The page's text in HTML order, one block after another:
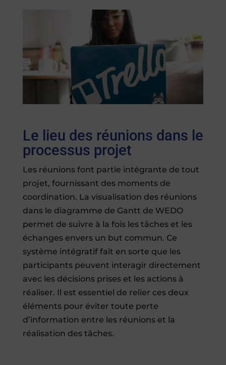
Le lieu des réunions dans le
processus projet
Les réunions font partie intégrante de tout
projet, fournissant des moments de
coordination. La visualisation des réunions
dans le diagramme de Gantt de WEDO
permet de suivre à la fois les tâches et les
échanges envers un but commun. Ce
système intégratif fait en sorte que les
participants peuvent interagir directement
avec les décisions prises et les actions à
réaliser. Il est essentiel de relier ces deux
éléments pour éviter toute perte
d’information entre les réunions et la
réalisation des tâches.